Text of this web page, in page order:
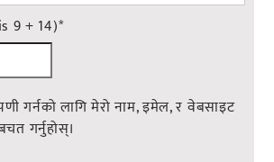
9 + 14)*
गर्नको लागि मेरो नाम, इमेल, र वेबसाइट
गर्नुहोस्।